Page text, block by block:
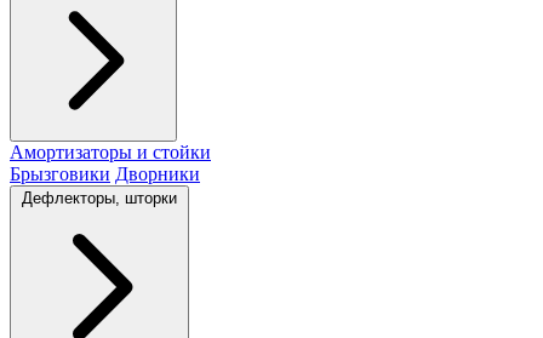
Амортизаторы и стойки
Брызговики Дворники
Дефлекторы, шторки